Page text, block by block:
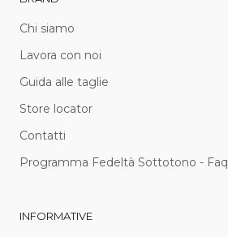
Chi siamo
Lavora con noi
Guida alle taglie
Store locator
Contatti
Programma Fedeltà Sottotono - Faq
INFORMATIVE